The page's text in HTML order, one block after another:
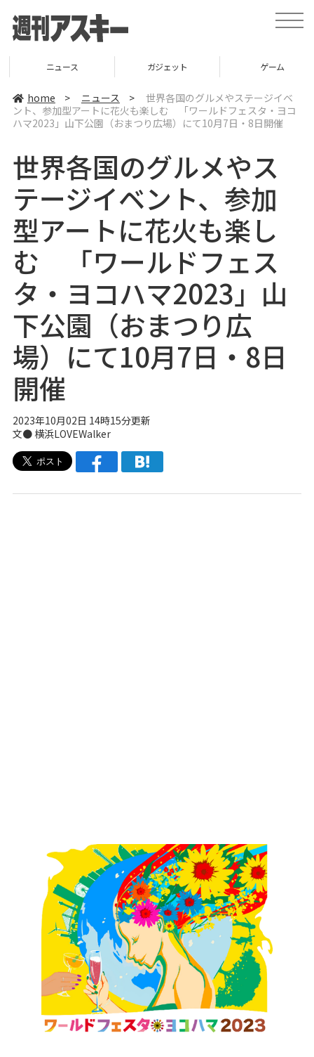
t
o
v
i
ニュース ガジェット ゲーム
home > ニュース >
世界各国のグルメやステージイベ
ント、参加型アートに花火も楽しむ 「ワールドフェスタ・ヨコ
ハマ2023」山下公園（おまつり広場）にて10月7日・8日開催
世界各国のグルメやス
テージイベント、参加
型アートに花火も楽し
む 「ワールドフェス
タ・ヨコハマ2023」山
下公園（おまつり広
場）にて10月7日・8日
開催
2023年10月02日 14時15分更新
文● 横浜LOVEWalker